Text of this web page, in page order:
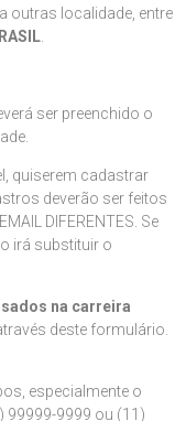
outras localidade, entre
ser preenchido o
quiserem cadastrar
deverão ser feitos
DIFERENTES. Se
irá substituir o
na carreira
deste formulário.
especialmente o
99999-9999 ou (11)